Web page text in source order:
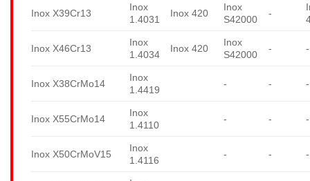
Inox X39Cr13
Inox
1.4031
Inox 420
Inox
S42000
-
Inox X46Cr13
Inox
1.4034
Inox 420
Inox
S42000
- -
Inox X38CrMo14
Inox
1.4419
- - -
Inox X55CrMo14
Inox
1.4110
- - -
Inox X50CrMoV15
Inox
1.4116
- - -